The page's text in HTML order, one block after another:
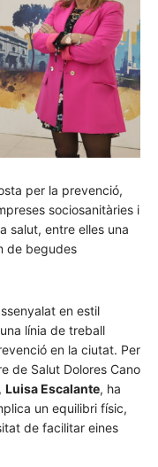
per la prevenció,
sociosanitàries i
salut, entre elles una
de begudes
en estil
línia de treball
en la ciutat. Per
de Salut Dolores Cano
Luisa Escalante, ha
un equilibri físic,
de facilitar eines